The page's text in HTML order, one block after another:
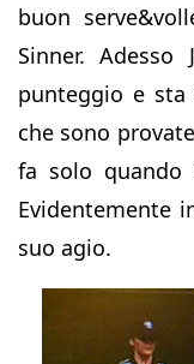
buon
Sinner.
punteggio e sta
che sono
fa solo quando
Evidentemente
suo agio.